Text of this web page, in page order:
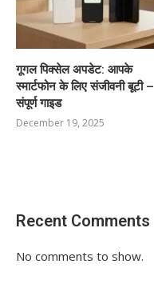
गूगल पिक्सेल अपडेट: आपके
स्मार्टफोन के लिए संजीवनी बूटी –
संपूर्ण गाइड
December 19, 2025
Recent Comments
No comments to show.